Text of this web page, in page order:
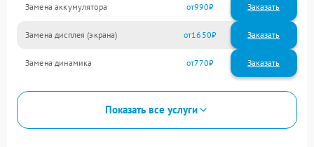
Замена аккумулятора 990
Замена дисплея (экрана) 1650
Замена динамика 770
Показать все услуги